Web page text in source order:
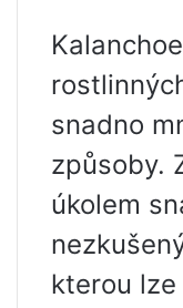
snadno
způsoby.
úkolem
kterou